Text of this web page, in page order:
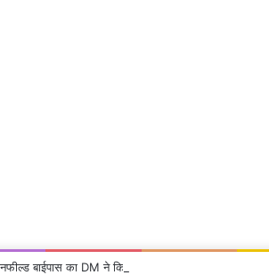
बाईपास का DM ने किया निरीक्षण, दिए सख्त निर्देश